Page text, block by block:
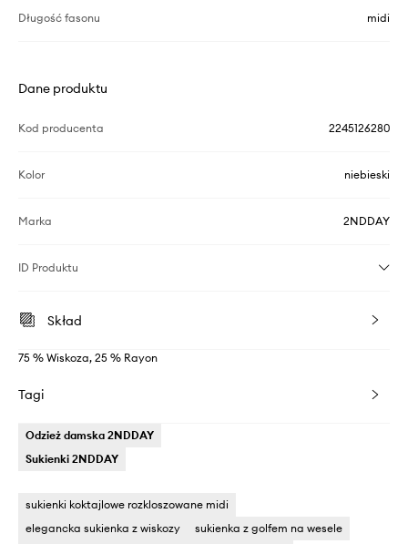
Długość fasonu midi
Dane produktu
Kod producenta 2245126280
Kolor niebieski
Marka 2NDDAY
ID Produktu
Skład
75 % Wiskoza, 25 % Rayon
Tagi
Odzież damska 2NDDAY
Sukienki 2NDDAY
sukienki koktajlowe rozkloszowane midi
elegancka sukienka z wiskozy
sukienka z golfem na wesele